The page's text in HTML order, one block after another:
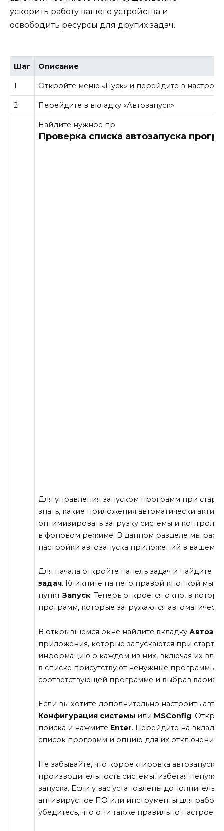
ускорить работу вашего устройства и
освободить ресурсы для других задач.
Шаг Описание
1 Откройте меню «Пуск» и перейдите в
2 Перейдите в вкладку «Автозапуск».
Найдите нужное пр
Проверка списка автозапуска
Для управления запуском программ при
знать, какие приложения автоматически
оптимизировать загрузку системы и
в фоновом режиме. В данном разделе мы
настройки автозапуска приложений в вашем
Для начала откройте панель задач и найдите
задач. Кликните на него правой кнопкой
пунктЗапуск. Теперь откроется окно, в
программ, которые загружаются
В открывшемся окне найдите вкладку
приложения, которые запускаются при
информацию о каждом из них, включая их
в списке присутствуют ненужные программы,
соответствующей программе и выбрав
Если вы хотите дополнительно настроить
Конфигурация системы или MSConfig.
поиска и нажмите Enter. Перейдите на
список программ и опцию для их отключения.
Не забывайте, что корректировка автозапуска
производительность системы, избегая
запуска. Если у вас установлены
антивирусное ПО или инструменты для
убедитесь, что они также правильно настроены